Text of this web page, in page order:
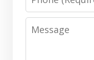
Message